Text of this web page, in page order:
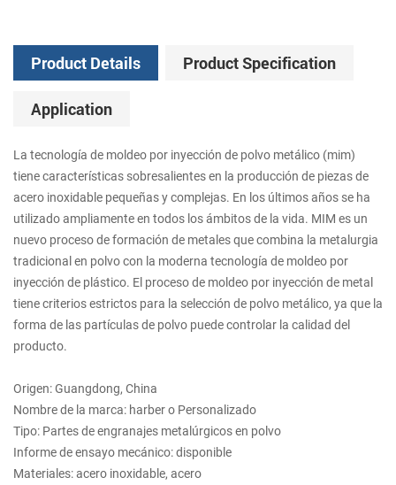
Product Details Product Specification
Application
La tecnología de moldeo por inyección de polvo metálico (mim)
tiene características sobresalientes en la producción de piezas de
acero inoxidable pequeñas y complejas. En los últimos años se ha
utilizado ampliamente en todos los ámbitos de la vida. MIM es un
nuevo proceso de formación de metales que combina la metalurgia
tradicional en polvo con la moderna tecnología de moldeo por
inyección de plástico. El proceso de moldeo por inyección de metal
tiene criterios estrictos para la selección de polvo metálico, ya que la
forma de las partículas de polvo puede controlar la calidad del
producto.
Origen: Guangdong, China
Nombre de la marca: harber o Personalizado
Tipo: Partes de engranajes metalúrgicos en polvo
Informe de ensayo mecánico: disponible
Materiales: acero inoxidable, acero